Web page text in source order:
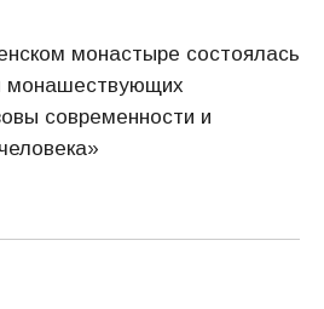
монастыре состоялась
монашествующих
современности и